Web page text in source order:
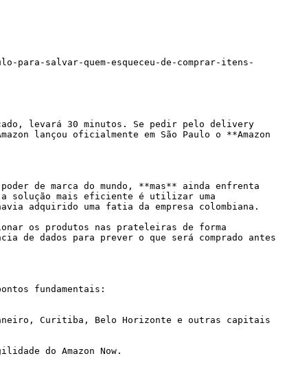
para-salvar-quem-esqueceu-de-comprar-itens-
levará 30 minutos. Se pedir pelo delivery
lançou oficialmente em São Paulo o **Amazon
de marca do mundo, **mas** ainda enfrenta
mais eficiente é utilizar uma
adquirido uma fatia da empresa colombiana.
os produtos nas prateleiras de forma
dados para prever o que será comprado antes
fundamentais:
Curitiba, Belo Horizonte e outras capitais
do Amazon Now.